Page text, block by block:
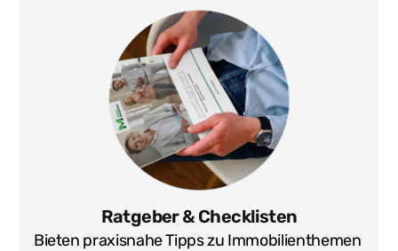
Ratgeber & Checklisten
Bieten praxisnahe Tipps zu Immobilienthemen